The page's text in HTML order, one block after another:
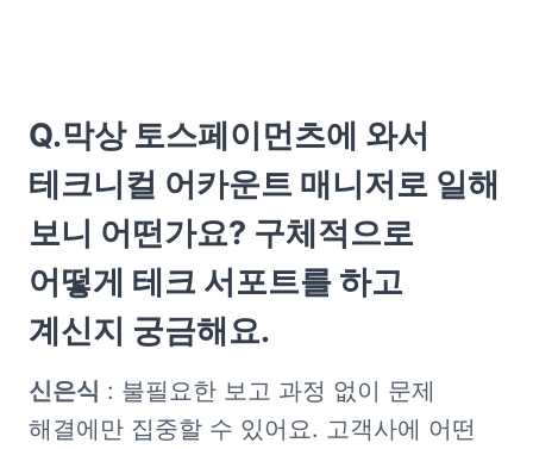
Q.막상 토스페이먼츠에 와서
테크니컬 어카운트 매니저로 일해
보니 어떤가요? 구체적으로
어떻게 테크 서포트를 하고
계신지 궁금해요.
신은식 : 불필요한 보고 과정 없이 문제
해결에만 집중할 수 있어요. 고객사에 어떤